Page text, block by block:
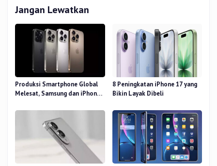
Jangan Lewatkan
Produksi Smartphone Global
Melesat, Samsung dan iPhone
8 Peningkatan iPhone 17 yang
Bikin Layak Dibeli